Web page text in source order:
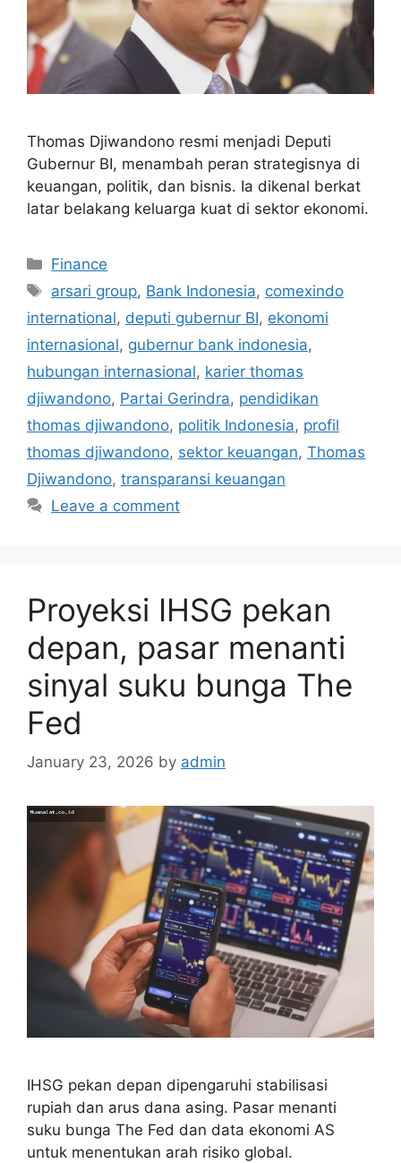
Thomas Djiwandono resmi menjadi Deputi
Gubernur BI, menambah peran strategisnya di
keuangan, politik, dan bisnis. Ia dikenal berkat
latar belakang keluarga kuat di sektor ekonomi.
Categories
Finance
Tags
arsari group, Bank Indonesia, comexindo
international, deputi gubernur BI, ekonomi
internasional, gubernur bank indonesia,
hubungan internasional, karier thomas
djiwandono, Partai Gerindra, pendidikan
thomas djiwandono, politik Indonesia, profil
thomas djiwandono, sektor keuangan, Thomas
Djiwandono, transparansi keuangan
Leave a comment
Proyeksi IHSG pekan
depan, pasar menanti
sinyal suku bunga The
Fed
January 23, 2026 by admin
IHSG pekan depan dipengaruhi stabilisasi
rupiah dan arus dana asing. Pasar menanti
suku bunga The Fed dan data ekonomi AS
untuk menentukan arah risiko global.